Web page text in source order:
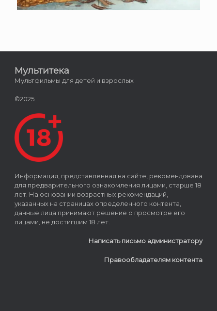
Мультитека
Мультфильмы для детей и взрослых
©2025
Информация, представленная на сайте, рекомендована
для предварительного ознакомления лицами, старше 18
лет. На основании возрастных рекомендаций,
указанных на страницах определенного контента,
данные лица принимают решение о просмотре его
лицами, не достигшим 18 лет.
Написать письмо администратору
Правообладателям контента